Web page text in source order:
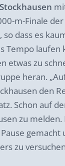
m-Finale
dass es
Tempo
etwas zu
heran.
den
Schon auf
zu
zu